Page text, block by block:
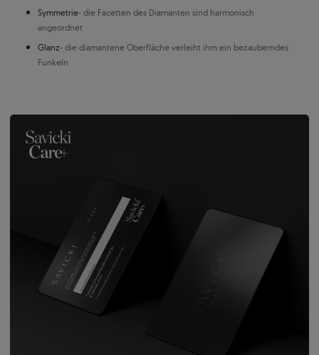
Symmetrie- die Facetten des Diamanten sind harmonisch
angeordnet
Glanz- die diamantene Oberfläche verleiht ihm ein bezauberndes
Funkeln